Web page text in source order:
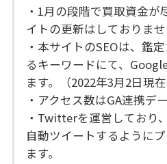
・1月の段階で買取資金
イトの更新はしておりませ
・本サイトのSEOは、鑑
るキーワードにて、
ます。（2022年3月2日現在
・アクセス数はGA連携デ
・Twitterを運営しており
自動ツイートするように
ます。